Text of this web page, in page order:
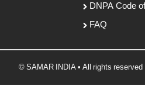
DNPA Code
FAQ
© SAMAR INDIA • All rights reserved